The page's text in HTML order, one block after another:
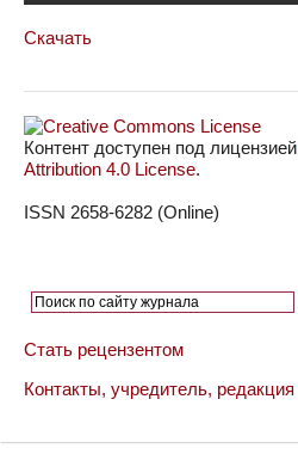
Скачать
Контент доступен под лицензией
Attribution 4.0 License.
ISSN 2658-6282 (Online)
Стать рецензентом
Контакты, учредитель, редакция